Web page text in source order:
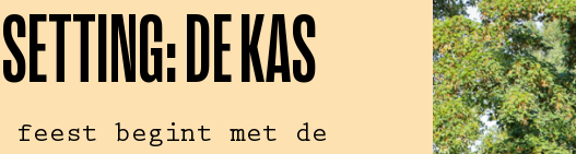
DE KAS
feest begint met de